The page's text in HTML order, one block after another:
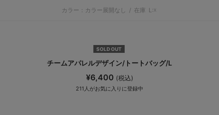
カラー：カラー展開なし / 在庫 L:☓
SOLD OUT
チームアパレルデザイン/トートバッグ/L
¥6,400 (税込)
211 人がお気に入りに登録中